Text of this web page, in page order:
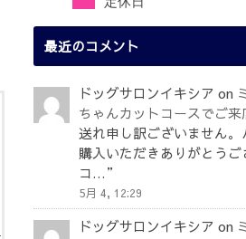
最近のコメント
ドッグサロンイキシア on
ちゃんカットコースでご
送れ申し訳ございません
購入いただきありがとうご
コ… ”
5月 4, 12:29
ドッグサロンイキシア on